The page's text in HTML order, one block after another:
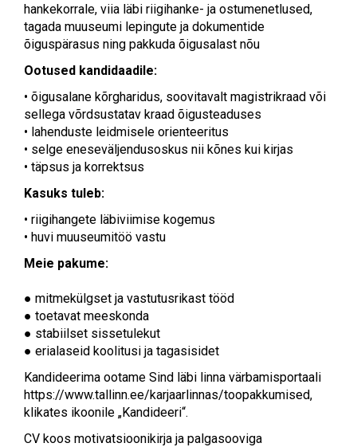
hankekorrale, viia läbi riigihanke- ja ostumenetlused,
tagada muuseumi lepingute ja dokumentide
õiguspärasus ning pakkuda õigusalast nõu
Ootused kandidaadile:
• õigusalane kõrgharidus, soovitavalt magistrikraad või
sellega võrdsustatav kraad õigusteaduses
• lahenduste leidmisele orienteeritus
• selge eneseväljendusoskus nii kõnes kui kirjas
• täpsus ja korrektsus
Kasuks tuleb:
• riigihangete läbiviimise kogemus
• huvi muuseumitöö vastu
Meie pakume:
● mitmekülgset ja vastutusrikast tööd
● toetavat meeskonda
● stabiilset sissetulekut
● erialaseid koolitusi ja tagasisidet
Kandideerima ootame Sind läbi linna värbamisportaali
https://www.tallinn.ee/karjaarlinnas/toopakkumised,
klikates ikoonile „Kandideeri“.
CV koos motivatsioonikirja ja palgasooviga